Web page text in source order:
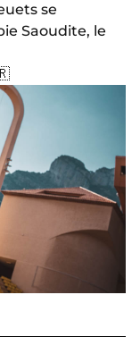
se
Saoudite, le